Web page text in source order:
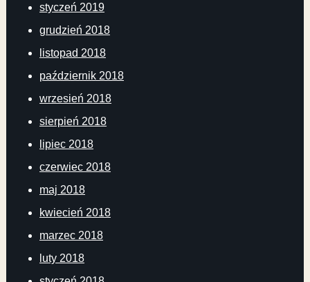
styczeń 2019
grudzień 2018
listopad 2018
październik 2018
wrzesień 2018
sierpień 2018
lipiec 2018
czerwiec 2018
maj 2018
kwiecień 2018
marzec 2018
luty 2018